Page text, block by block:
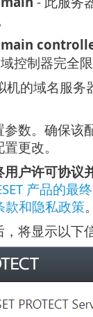
控制器完全限
机的域名服务
数。确保该
更改。
用户许可协议
产品的最
款和隐私政策。
，将显示以下